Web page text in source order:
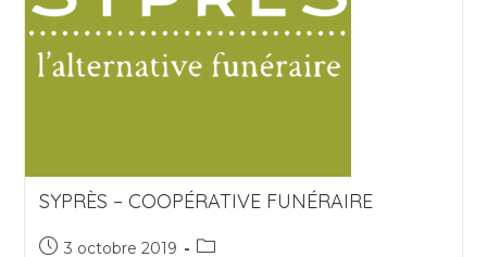
SYPRÈS – COOPÉRATIVE FUNÉRAIRE
Publication
3 octobre 2019
Post